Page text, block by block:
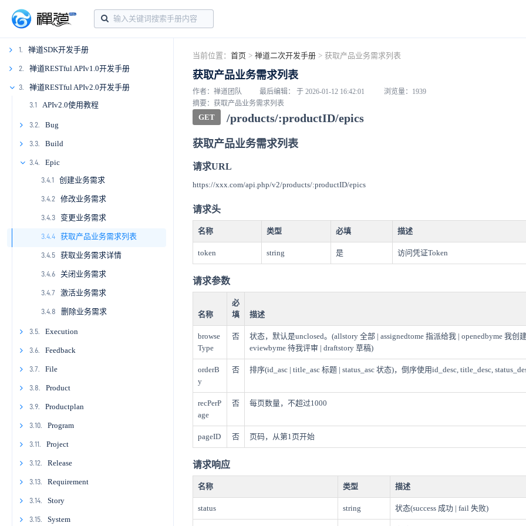
1. 禅道SDK开发手册
1.1
1.2
1.3.
1.3.1
1.3.2
1.4.
1.4.1
1.4.2
1.4.3
1.5.
1.5.1
1.5.2
1.5.3
1.6.
1.6.1
1.6.2
1.6.3
1.7.1
1.7.2
1.7.3
1.7.4
1.7.5
1.8.1
1.8.2
1.8.3
1.8.4
1.8.5
2. 禅道RESTful APIv1.0开发手册
2.1
2.2.
2.2.1
2.3.
2.3.1
2.3.2
2.4.
2.4.1
2.4.2
2.4.3
2.4.4
2.4.5
2.4.6
2.5.
2.5.1
2.5.2
2.5.3
2.5.4
2.5.5
2.6.1
2.6.2
2.6.3
2.6.4
2.6.5
2.7.1
2.7.2
2.7.3
2.7.4
2.7.5
2.7.6
2.7.7
2.7.8
2.7.9
2.8.1
2.8.2
2.9.1
2.9.2
2.9.3
2.9.4
2.9.5
2.9.6
2.9.7
2.9.8
2.9.9
2.10.
2.10.1
2.10.2
2.10.3
2.10.4
2.10.5
2.11.1
2.11.2
2.11.3
2.11.4
2.11.5
2.11.6
2.12.
2.12.1
2.12.2
2.12.3
2.12.4
2.12.5
2.13.
2.13.1
2.13.2
2.13.3
2.13.4
2.13.5
2.13.6
2.13.7
2.13.8
2.13.9
2.13.10
2.13.11
2.14.
2.14.1
2.14.2
2.14.3
2.14.4
2.14.5
2.14.6
2.14.7
2.14.8
2.14.9
2.15.
2.15.1
2.15.2
2.15.3
2.15.4
2.15.5
2.15.6
2.16.
2.16.1
2.16.2
2.16.3
2.17.
2.17.1
2.17.2
2.17.3
2.17.4
2.17.5
2.17.6
2.17.7
2.18.
2.18.1
2.18.2
2.18.3
2.18.4
2.18.5
3. 禅道RESTful APIv2.0开发手册
3.1 APIv2.0使用教程
3.2. Bug
3.2.1
3.2.2
3.2.3
3.2.4
3.2.5
3.2.6
3.2.7
3.2.8
3.2.9
3.2.10
3.3. Build
3.3.1
3.3.2
3.3.3
3.3.4
3.3.5
3.4. Epic
3.4.1 创建业务需求
3.4.2 修改业务需求
3.4.3 变更业务需求
3.4.4 获取产品业务需求列表
3.4.5 获取业务需求详情
3.4.6 关闭业务需求
3.4.7 激活业务需求
3.4.8 删除业务需求
3.5. Execution
3.5.1
3.5.2
3.5.3
3.5.4
3.5.5
3.5.6
3.6. Feedback
3.6.1
3.6.2
3.6.3
3.6.4
3.6.5
3.6.6
3.6.7
3.7. File
3.7.1
3.7.2
3.7.3
3.8. Product
3.8.1
3.8.2
3.8.3
3.8.4
3.8.5
3.8.6
3.9. Productplan
3.9.1
3.9.2
3.9.3
3.9.4
3.9.5
3.10. Program
3.10.1
3.10.2
3.10.3
3.10.4
3.10.5
3.11. Project
3.11.1
3.11.2
3.11.3
3.11.4
3.12. Release
3.12.1
3.12.2
3.12.3
3.13. Requirement
3.13.1
3.13.2
3.14. Story
3.14.1
3.15. System
当前位置： 首页 > 禅道二次开发手册 > 获取产品业务需求列表
获取产品业务需求列表
作者：禅道团队 最后编辑： 于 2026-01-12 16:42:01 浏览量：1939
摘要：获取产品业务需求列表
GET /products/:productID/epics
获取产品业务需求列表
请求URL
https://xxx.com/api.php/v2/products/:productID/epics
请求头
名称 类型 必填 描述
token string 是 访问凭证Token
请求参数
名称
必
填
描述
browse
Type
否
状态，默认是unclosed。(allstory 全部 | assignedtome 指派给我 | openedbyme 我创
eviewbyme 待我评审 | draftstory 草稿)
orderB
y
否 排序(id_asc | title_asc 标题 | status_asc 状态)，倒序使用id_desc, title_desc,
recPerP
age
否 每页数量，不超过1000
pageID 否 页码，从第1页开始
请求响应
名称 类型 描述
status string 状态(success 成功 | fail 失败)